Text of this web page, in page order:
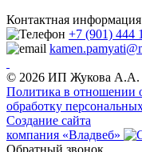
Контактная информация
+7 (901) 444
© 2026 ИП Жукова А.А.
Политика в отношении
обработку
Создание сайта
компания «Владвеб»
Обратный звонок